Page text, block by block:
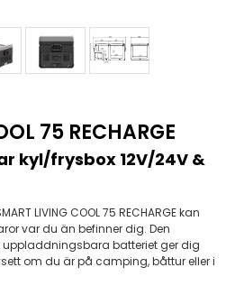
75 RECHARGE
kyl/frysbox 12V/24V &
LIVING COOL 75 RECHARGE kan
var du än befinner dig. Den
batteriet ger dig
om du är på camping, båttur eller i